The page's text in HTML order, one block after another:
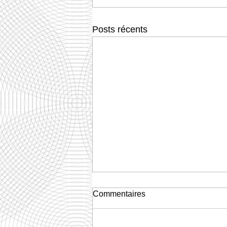
Posts récents
Commentaires